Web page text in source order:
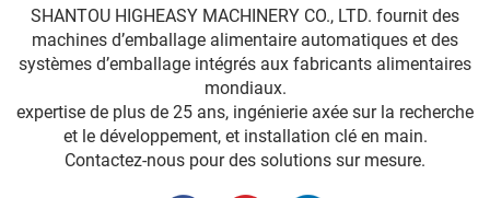
SHANTOU HIGHEASY MACHINERY CO., LTD. fournit des
machines d’emballage alimentaire automatiques et des
systèmes d’emballage intégrés aux fabricants alimentaires
mondiaux.
expertise de plus de 25 ans, ingénierie axée sur la recherche
et le développement, et installation clé en main.
Contactez-nous pour des solutions sur mesure.